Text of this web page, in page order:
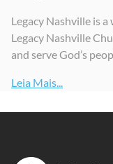
Faithful Hands
2024
Legacy Nashville is
Legacy Nashville
and serve God’s
Leia Mais...